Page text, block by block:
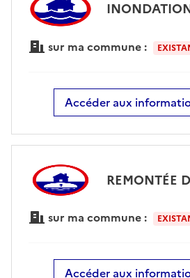
sur ma commune :
Accéder aux
REMONTÉE
sur ma commune :
Accéder aux